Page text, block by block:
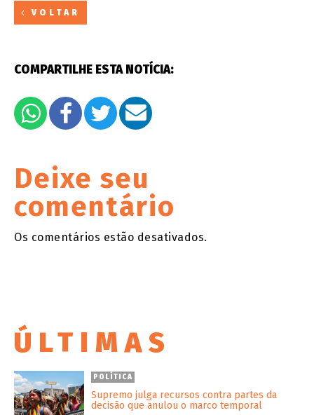
VOLTAR
COMPARTILHE ESTA NOTÍCIA:
Deixe seu
comentário
Os comentários estão desativados.
ÚLTIMAS
POLÍTICA
Supremo julga recursos contra partes da
decisão que anulou o marco temporal